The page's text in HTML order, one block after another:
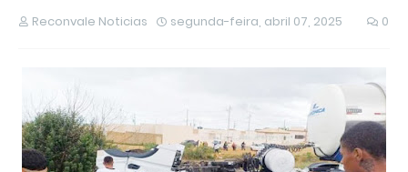
Reconvale Noticias segunda-feira, abril 07, 2025 0